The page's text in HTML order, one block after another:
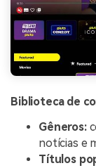
Biblioteca de
Gêneros:
notícias e
Títulos